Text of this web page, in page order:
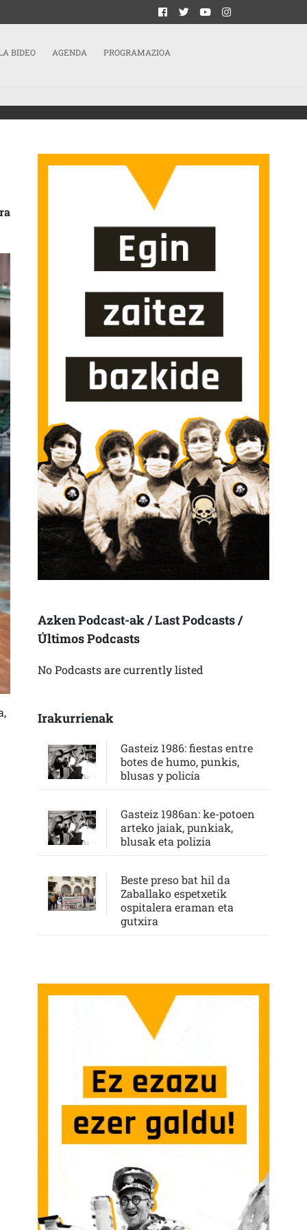
BIDEO AGENDA PROGRAMAZIOA
Azken Podcast-ak / Last Podcasts /
Últimos Podcasts
No Podcasts are currently listed
Irakurrienak
Gasteiz 1986: fiestas entre
botes de humo, punkis,
blusas y policía
Gasteiz 1986an: ke-potoen
arteko jaiak, punkiak,
blusak eta polizia
Beste preso bat hil da
Zaballako espetxetik
ospitalera eraman eta
gutxira